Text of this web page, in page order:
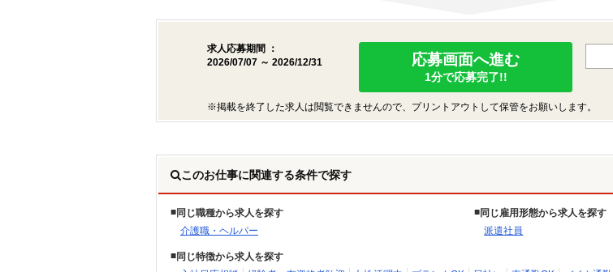
求人応募期間 ：
2026/07/07 ～ 2026/12/31
応募画面へ進む
1分で応募完了!!
※掲載を終了した求人は閲覧できませんので、プリントアウトして保管をお願いします。
このお仕事に関連する条件で探す
同じ職種から求人を探す
介護職・ヘルパー
同じ雇用形態から求人を探す
派遣社員
同じ特徴から求人を探す